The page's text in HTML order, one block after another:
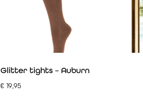
Glitter tights – Auburn
€ 19,95